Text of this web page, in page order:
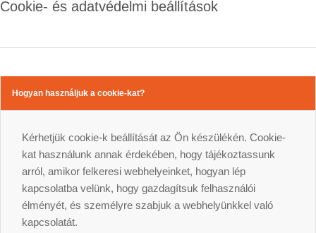
Cookie- és adatvédelmi beállítások
Hogyan használjuk a cookie-kat?
Kérhetjük cookie-k beállítását az Ön készülékén. Cookie-
kat használunk annak érdekében, hogy tájékoztassunk
arról, amikor felkeresi webhelyeinket, hogyan lép
kapcsolatba velünk, hogy gazdagítsuk felhasználói
élményét, és személyre szabjuk a webhelyünkkel való
kapcsolatát.